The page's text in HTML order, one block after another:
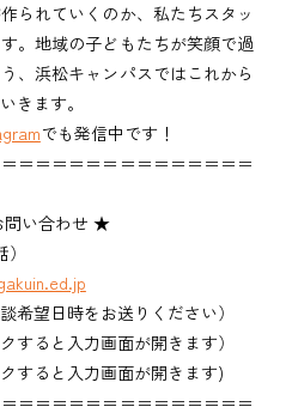
られていくのか、私たちスタッ
。地域の子どもたちが笑顔で過
、浜松キャンパスではこれから
きます。
でも発信中です！
＝＝＝＝＝＝＝＝＝＝＝＝＝＝
問い合わせ ★
希望日時をお送りください）
すると入力画面が開きます）
すると入力画面が開きます)
＝＝＝＝＝＝＝＝＝＝＝＝＝＝